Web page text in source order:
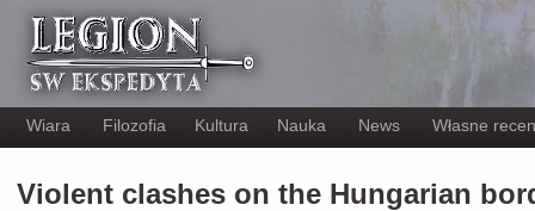
Wiara Filozofia Kultura Nauka News Własne
Violent clashes on the Hungarian